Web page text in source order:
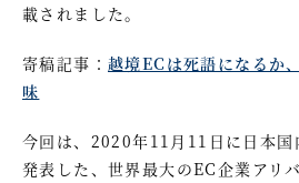
載されました。
寄稿記事： 越境ECは死語になるか
味
今回は、2020年11月11日に日本国
発表した、世界最大のEC企業アリ